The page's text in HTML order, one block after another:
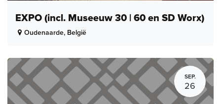
EXPO (incl. Museeuw 30 | 60 en SD Worx)
Oudenaarde, België
SEP.
26